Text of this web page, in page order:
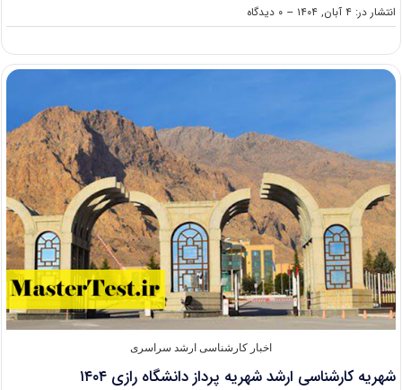
انتشار در: ۴ آبان, ۱۴۰۴ -- ۰ دیدگاه
on
عدم
دانشجوی
دانشگاه
تهران
از
سال
آینده
اخبار کارشناسی ارشد سراسری
شهریه کارشناسی ارشد شهریه پرداز دانشگاه رازی ۱۴۰۴